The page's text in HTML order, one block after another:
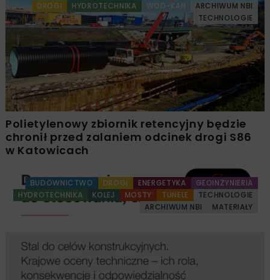
DROGI HYDROTECHNIKA WOD-KAN
ARCHIWUM NBI
TECHNOLOGIE
Polietylenowy zbiornik retencyjny będzie
chronił przed zalaniem odcinek drogi S86
w Katowicach
BUDOWNICTWO DROGI ENERGETYKA
GEOINŻYNIERIA
HYDROTECHNIKA
KOLEJ MOSTY TUNELE
TECHNOLOGIE
ARCHIWUM NBI
MATERIAŁY